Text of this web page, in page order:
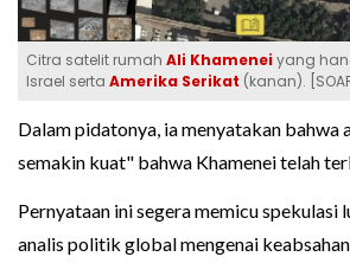
Citra satelit rumah Ali Khamenei yang
Israel serta Amerika Serikat (kanan).
Dalam pidatonya, ia menyatakan bahwa
semakin kuat" bahwa Khamenei telah
Pernyataan ini segera memicu spekulasi
analis politik global mengenai